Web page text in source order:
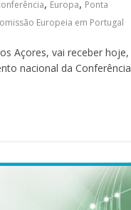
, Europa, Ponta
Europeia em Portugal
Açores, vai receber hoje,
nacional da Conferência